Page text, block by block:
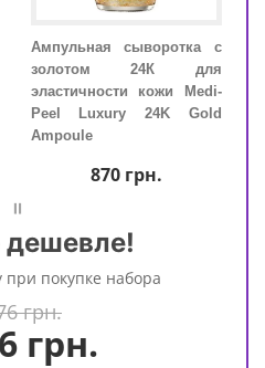
Ампульная сыворотка с
золотом 24К для
эластичности кожи Medi-
Peel Luxury 24K Gold
Ampoule
870грн.
=
дешевле!
при покупке набора
грн.
грн.